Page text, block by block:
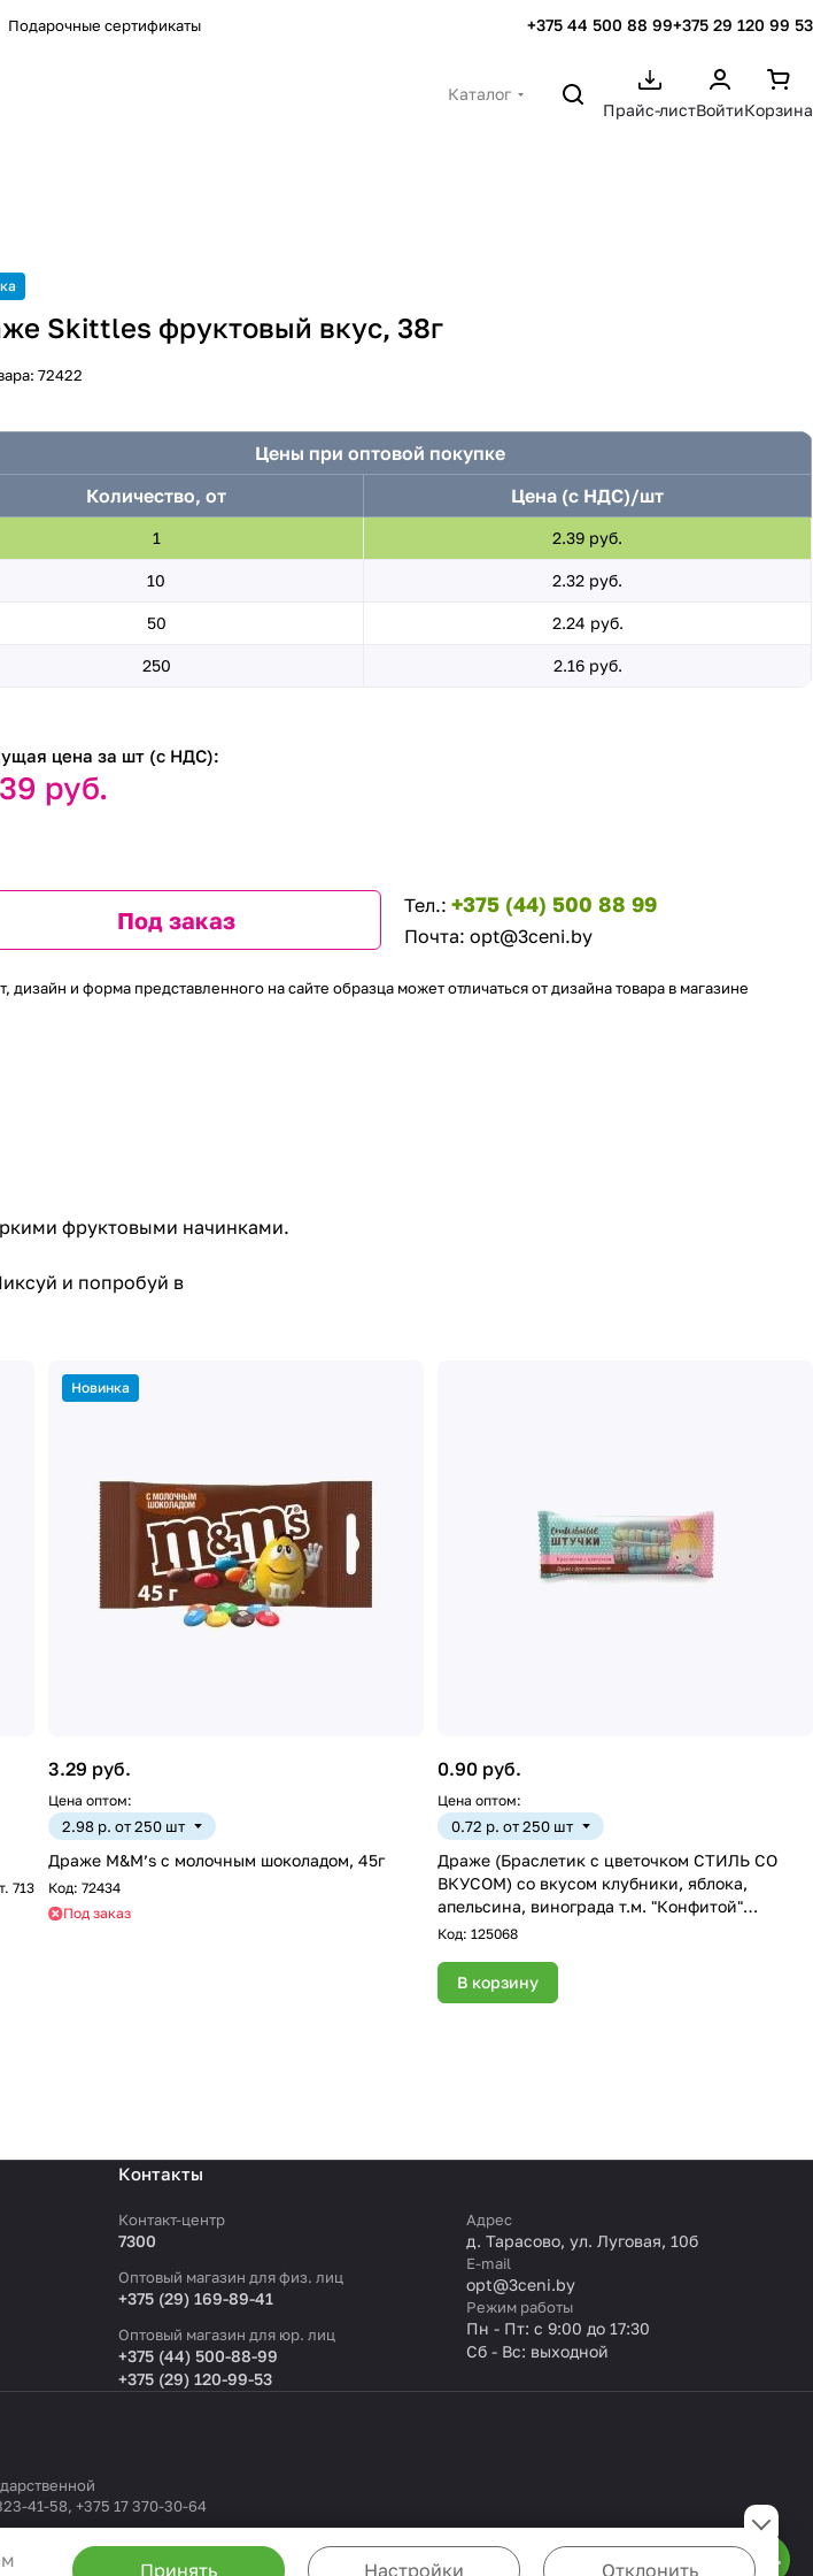
Подарочные сертификаты +375 44 500 88 99+375 29 120 99 53
Каталог
Прайс-листВойтиКорзина
Skittles фруктовый вкус, 38г
72422
Цены при оптовой покупке
Количество, от
Цена (с НДС)/шт
1 2.39 руб.
10 2.32 руб.
50 2.24 руб.
250 2.16 руб.
цена за шт (с НДС):
руб.
Под заказ
Тел.: +375 (44) 500 88 99
Почта: opt@3ceni.by
дизайн и форма представленного на сайте образца может отличаться от дизайна товара в магазине
фруктовыми начинками.
и попробуй в
713
Новинка
3.29 руб.
Цена оптом:
2.98 р. от 250 шт
Драже M&M’s с молочным шоколадом, 45г
Код: 72434
Под заказ
0.90 руб.
Цена оптом:
0.72 р. от 250 шт
Драже (Браслетик с цветочком СТИЛЬ СО
ВКУСОМ) со вкусом клубники, яблока,
апельсина, винограда т.м. "Конфитой"
(12*48*14г)
Код: 125068
В корзину
Контакты
Контакт-центр
7300
Оптовый магазин для физ. лиц
+375 (29) 169-89-41
Оптовый магазин для юр. лиц
+375 (44) 500-88-99
+375 (29) 120-99-53
Адрес
д. Тарасово, ул. Луговая, 10б
E-mail
opt@3ceni.by
Режим работы
Пн - Пт: с 9:00 до 17:30
Сб - Вс: выходной
41-58, +375 17 370-30-64
Принять Настройки Отклонить